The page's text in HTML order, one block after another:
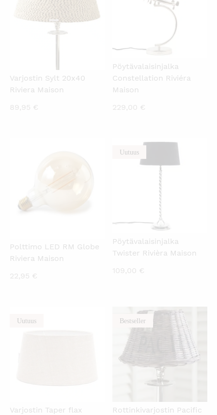
Varjostin Sylt 20x40
Riviera Maison
89,95 €
Pöytävalaisinjalka
Constellation Riviéra
Maison
229,00 €
Polttimo LED RM Globe
Riviera Maison
22,95 €
UutuusKATSO PIKANÄKYMÄ
Pöytävalaisinjalka
Twister Rivièra Maison
109,00 €
UutuusKATSO PIKANÄKYMÄ
Varjostin Taper flax
BestsellerKATSO PIKANÄKYMÄ
Rottinkivarjostin Pacific